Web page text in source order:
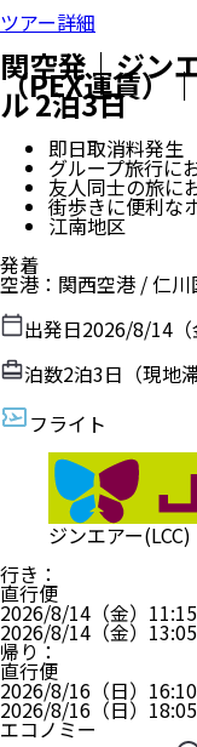
ツアー詳細
関空発｜ジン
（PEX運賃）
ル 2泊3日
即日取消料発生
グループ旅行に
友人同士の旅に
街歩きに便利な
江南地区
発着
空港 ： 関西空港 /仁川
出発日2026/8/14（
泊数2泊3日（現地
フライト
ジンエアー(LCC)
行き ：
直行便
2026/8/14（金） 11:15
2026/8/14（金） 13:05
帰り ：
直行便
2026/8/16（日） 16:10
2026/8/16（日） 18:05
エコノミー